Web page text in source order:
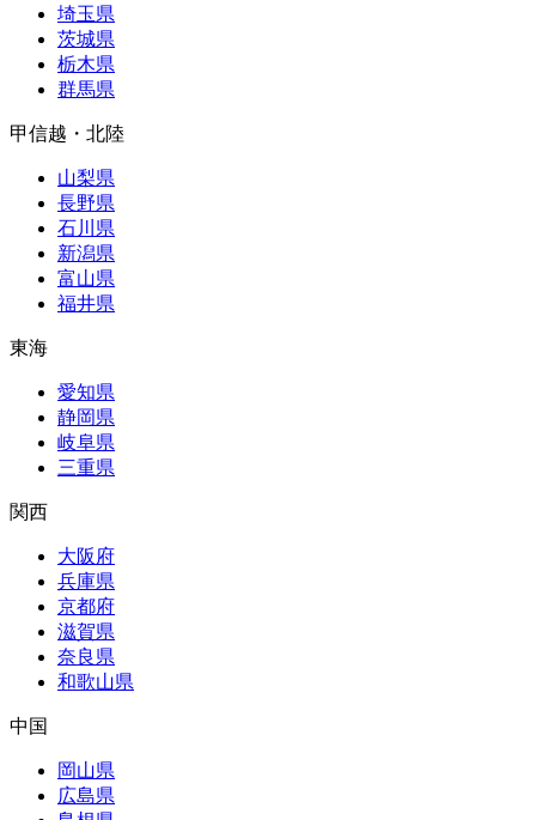
埼玉県
茨城県
栃木県
群馬県
甲信越・北陸
山梨県
長野県
石川県
新潟県
富山県
福井県
東海
愛知県
静岡県
岐阜県
三重県
関西
大阪府
兵庫県
京都府
滋賀県
奈良県
和歌山県
中国
岡山県
広島県